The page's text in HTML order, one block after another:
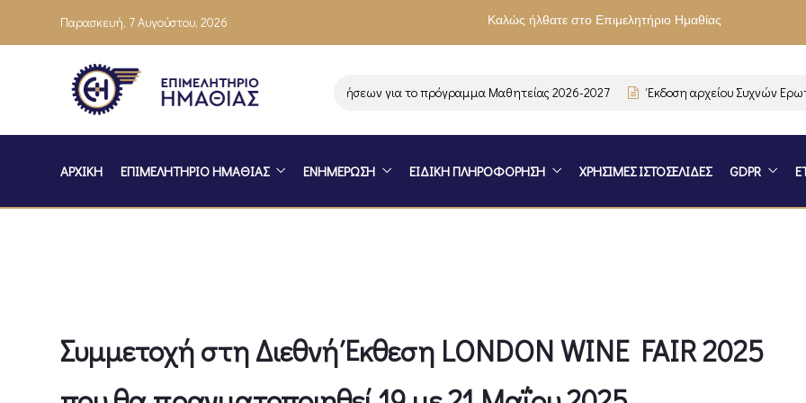
Παρασκευή, 7 Αυγούστου, 2026 Καλώς ήλθατε στο Επιμελητήριο Ημαθίας
Ενημέρωση επιχειρήσεων για το πρόγραμμα Μαθητείας 2026-2027 Έκδοση αρχείου Συχνών
ΑΡΧΙΚΗ ΕΠΙΜΕΛΗΤΗΡΙΟ ΗΜΑΘΙΑΣ ΕΝΗΜΕΡΩΣΗ ΕΙΔΙΚΗ ΠΛΗΡΟΦΟΡΗΣΗ ΧΡΗΣΙΜΕΣ ΙΣΤΟΣΕΛΙΔΕΣ GDPR
Συμμετοχή στη Διεθνή Έκθεση LONDON WINE FAIR 2025